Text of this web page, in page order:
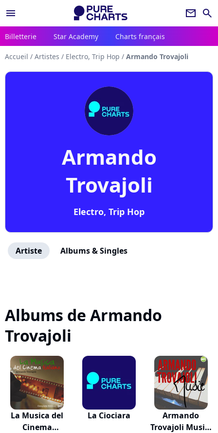
menu newsletter search
Billetterie Star Academy Charts français
Accueil / Artistes / Electro, Trip Hop / Armando Trovajoli
Armando
Trovajoli
Electro, Trip Hop
Artiste Albums & Singles
Albums de Armando
Trovajoli
La Musica del
Cinema
La Ciociara
Armando
Trovajoli Music,